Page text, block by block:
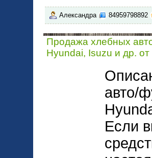
Александра 84959798892
Продажа хлебных
Hyundai, Isuzu и др. от
авто/
Если